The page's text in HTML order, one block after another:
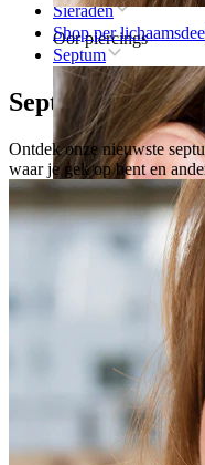
Oor piercings
Sieraden
Shop per
Septum
Septumpiercing
Ontdek onze nieuwste
waar je gek op bent en